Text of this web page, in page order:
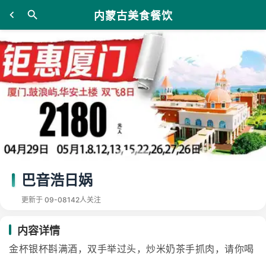
内蒙古美食餐饮
巴音浩日娲
更新于 09-08142人关注
内容详情
金杯银杯斟满酒，双手举过头，炒米奶茶手抓肉，请你喝